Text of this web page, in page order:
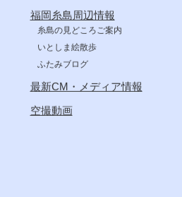
福岡糸島周辺情報
糸島の見どころご案内
いとしま絵散歩
ふたみブログ
最新CM・メディア情報
空撮動画